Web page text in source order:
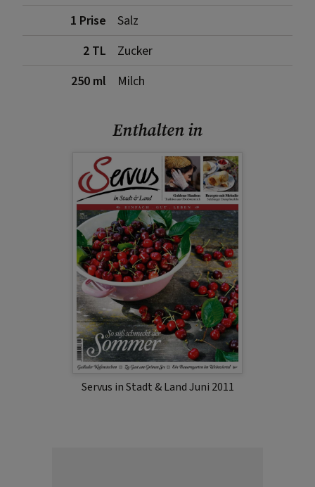
1 Prise
Salz
2 TL
Zucker
250 ml
Milch
Enthalten in
Servus in Stadt & Land Juni 2011